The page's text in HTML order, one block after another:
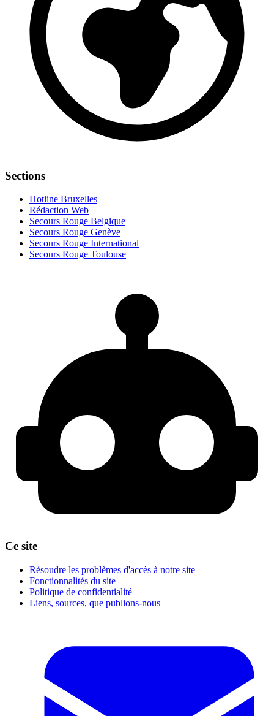
Sections
Hotline Bruxelles
Rédaction Web
Secours Rouge Belgique
Secours Rouge Genève
Secours Rouge International
Secours Rouge Toulouse
Ce site
Résoudre les problèmes d'accès à notre site
Fonctionnalités du site
Politique de confidentialité
Liens, sources, que publions-nous